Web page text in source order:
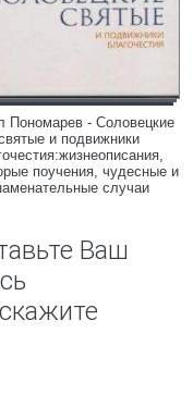
Пономарев - Соловецкие
и подвижники
поучения, чудесные и
случаи
Ваш